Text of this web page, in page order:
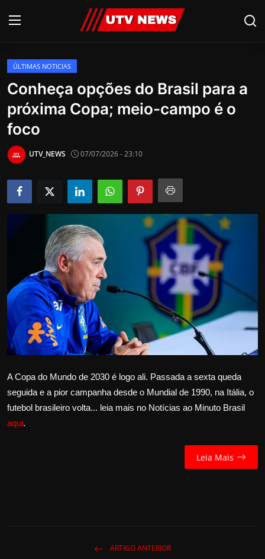
AO VIVO
PIRACICABA
CAMPINAS
LIMEIRA
ESPIRITO SANTO
Economia
Internacional
APOIE
Educação
Política
Saúde
ÚLTIMAS NOTICIAS
Conheça opções do Brasil para a
próxima Copa; meio-campo é o
foco
UTV_NEWS 07/07/2026 - 23:10
A Copa do Mundo de 2030 é logo ali. Passada a sexta queda
seguida e a pior campanha desde o Mundial de 1990, na Itália, o
futebol brasileiro volta... leia mais no Notícias ao Minuto Brasil
aqui.
Leia Mais
ARTIGO ANTERIOR